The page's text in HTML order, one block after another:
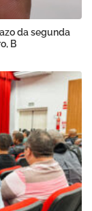
da segunda
B